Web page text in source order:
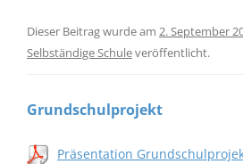
Dieser Beitrag wurde am 2. September
Selbständige Schuleveröffentlicht.
Grundschulprojekt
Präsentation